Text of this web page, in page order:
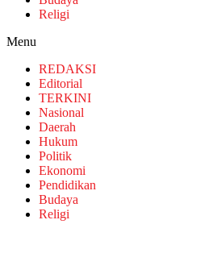
Religi
Menu
REDAKSI
Editorial
TERKINI
Nasional
Daerah
Hukum
Politik
Ekonomi
Pendidikan
Budaya
Religi